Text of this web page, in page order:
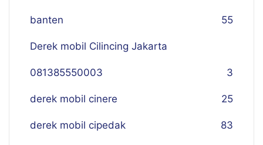
banten 55
Derek mobil Cilincing Jakarta
081385550003 3
derek mobil cinere 25
derek mobil cipedak 83